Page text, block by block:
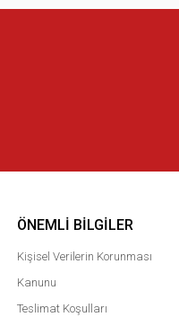
ÖNEMLI BILGILER
Kişisel Verilerin Korunması
Kanunu
Teslimat Koşulları